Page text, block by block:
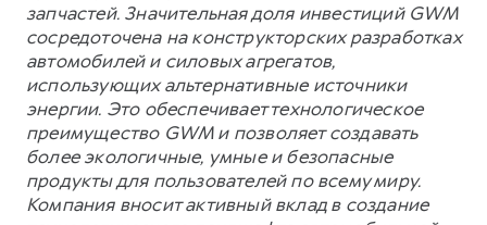
запчастей. Значительная доля инвестиций GWM
сосредоточена на конструкторских разработках
автомобилей и силовых агрегатов,
использующих альтернативные источники
энергии. Это обеспечивает технологическое
преимущество GWM и позволяет создавать
более экологичные, умные и безопасные
продукты для пользователей по всему миру.
Компания вносит активный вклад в создание